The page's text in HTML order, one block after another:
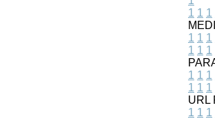
1 1 1
1 1 1
1 1 1
1 1 1
1 1 1
URL
1 1 1